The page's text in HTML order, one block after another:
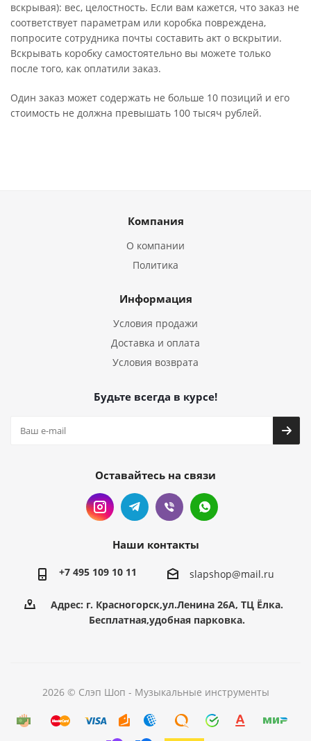
вскрывая): вес, целостность. Если вам кажется, что заказ не
соответствует параметрам или коробка повреждена,
попросите сотрудника почты составить акт о вскрытии.
Вскрывать коробку самостоятельно вы можете только
после того, как оплатили заказ.
Один заказ может содержать не больше 10 позиций и его
стоимость не должна превышать 100 тысяч рублей.
Компания
О компании
Политика
Информация
Условия продажи
Доставка и оплата
Условия возврата
Будьте всегда в курсе!
Оставайтесь на связи
Наши контакты
+7 495 109 10 11 slapshop@mail.ru
Адрес: г. Красногорск,ул.Ленина 26А, ТЦ Ёлка.
Бесплатная,удобная парковка.
2026 © Слэп Шоп - Музыкальные инструменты